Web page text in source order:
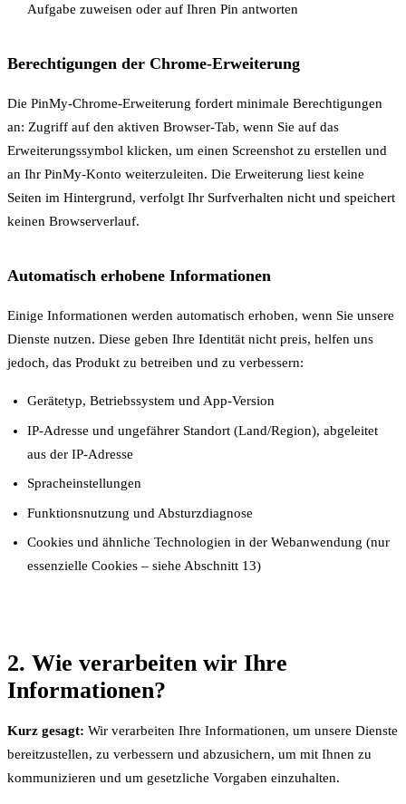
Aufgabe zuweisen oder auf Ihren Pin antworten
Berechtigungen der Chrome-Erweiterung
Die PinMy-Chrome-Erweiterung fordert minimale Berechtigungen
an: Zugriff auf den aktiven Browser-Tab, wenn Sie auf das
Erweiterungssymbol klicken, um einen Screenshot zu erstellen und
an Ihr PinMy-Konto weiterzuleiten. Die Erweiterung liest keine
Seiten im Hintergrund, verfolgt Ihr Surfverhalten nicht und speichert
keinen Browserverlauf.
Automatisch erhobene Informationen
Einige Informationen werden automatisch erhoben, wenn Sie unsere
Dienste nutzen. Diese geben Ihre Identität nicht preis, helfen uns
jedoch, das Produkt zu betreiben und zu verbessern:
Gerätetyp, Betriebssystem und App-Version
IP-Adresse und ungefährer Standort (Land/Region), abgeleitet
aus der IP-Adresse
Spracheinstellungen
Funktionsnutzung und Absturzdiagnose
Cookies und ähnliche Technologien in der Webanwendung (nur
essenzielle Cookies – siehe Abschnitt 13)
2. Wie verarbeiten wir Ihre
Informationen?
Kurz gesagt: Wir verarbeiten Ihre Informationen, um unsere Dienste
bereitzustellen, zu verbessern und abzusichern, um mit Ihnen zu
kommunizieren und um gesetzliche Vorgaben einzuhalten.